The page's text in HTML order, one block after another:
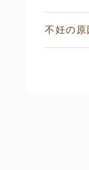
不妊の原